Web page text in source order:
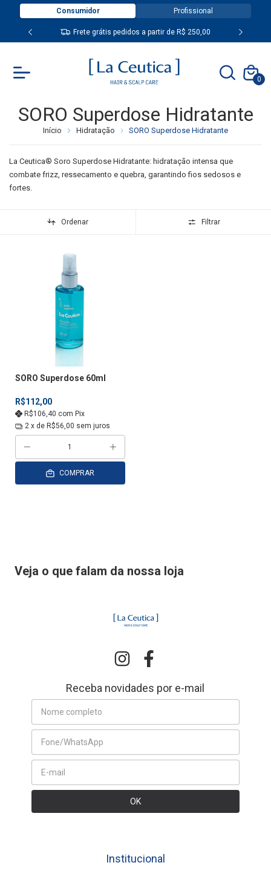
Consumidor Profissional
Frete grátis pedidos a partir de R$ 250,00
0
SORO Superdose Hidratante
Início Hidratação SORO Superdose Hidratante
La Ceutica® Soro Superdose Hidratante: hidratação intensa que
combate frizz, ressecamento e quebra, garantindo fios sedosos e
fortes.
Ordenar Filtrar
SORO Superdose 60ml
R$112,00
R$106,40 com Pix
2 x de R$56,00 sem juros
COMPRAR
Veja o que falam da nossa loja
Receba novidades por e-mail
Institucional